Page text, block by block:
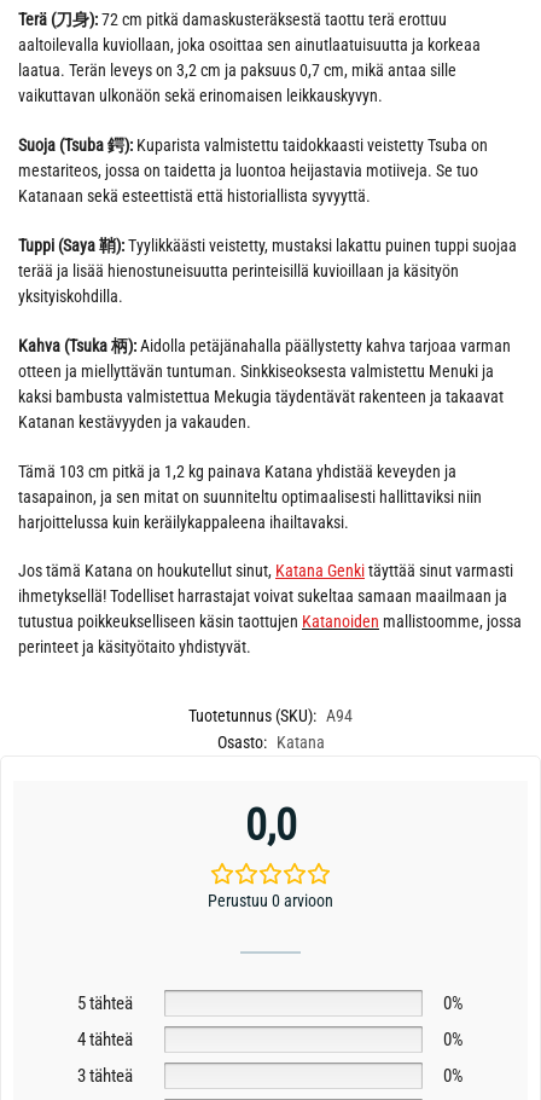
Terä (刀身):72 cm pitkä damaskusteräksestä taottu terä erottuu
aaltoilevalla kuviollaan, joka osoittaa sen ainutlaatuisuutta ja korkeaa
laatua. Terän leveys on 3,2 cm ja paksuus 0,7 cm, mikä antaa sille
vaikuttavan ulkonäön sekä erinomaisen leikkauskyvyn.
Suoja (Tsuba 鍔): Kuparista valmistettu taidokkaasti veistetty Tsuba on
mestariteos, jossa on taidetta ja luontoa heijastavia motiiveja. Se tuo
Katanaan sekä esteettistä että historiallista syvyyttä.
Tuppi (Saya 鞘):Tyylikkäästi veistetty, mustaksi lakattu puinen tuppi suojaa
terää ja lisää hienostuneisuutta perinteisillä kuvioillaan ja käsityön
yksityiskohdilla.
Kahva (Tsuka 柄):Aidolla petäjänahalla päällystetty kahva tarjoaa varman
otteen ja miellyttävän tuntuman. Sinkkiseoksesta valmistettu Menuki ja
kaksi bambusta valmistettua Mekugia täydentävät rakenteen ja takaavat
Katanan kestävyyden ja vakauden.
Tämä 103 cm pitkä ja 1,2 kg painava Katana yhdistää keveyden ja
tasapainon, ja sen mitat on suunniteltu optimaalisesti hallittaviksi niin
harjoittelussa kuin keräilykappaleena ihailtavaksi.
Jos tämä Katana on houkutellut sinut, Katana Genkitäyttää sinut varmasti
ihmetyksellä! Todelliset harrastajat voivat sukeltaa samaan maailmaan ja
tutustua poikkeukselliseen käsin taottujen Katanoiden mallistoomme, jossa
perinteet ja käsityötaito yhdistyvät.
Tuotetunnus (SKU): A94
Osasto: Katana
0,0
Perustuu 0 arvioon
5 tähteä
0%
4 tähteä
0%
3 tähteä
0%